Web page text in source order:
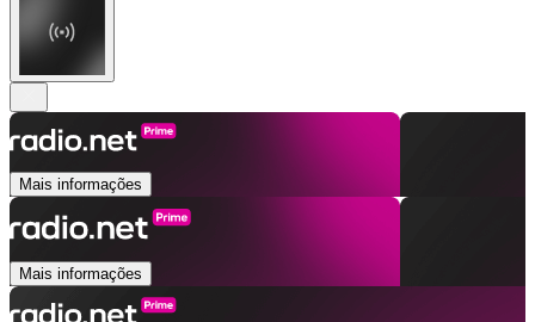
Mais informações
Mais informações